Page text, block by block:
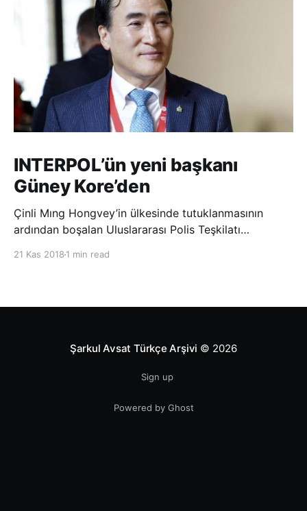
INTERPOL’ün yeni başkanı
Güney Kore’den
Çinli Mıng Hongvey’in ülkesinde tutuklanmasının
ardından boşalan Uluslararası Polis Teşkilatı
21 Kas 2018 1 min read
Şarkul Avsat Türkçe Arşivi © 2026
Sign up
Powered by Ghost